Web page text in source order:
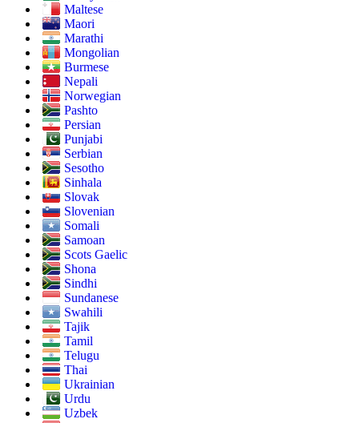
Maltese
Maori
Marathi
Mongolian
Burmese
Nepali
Norwegian
Pashto
Persian
Punjabi
Serbian
Sesotho
Sinhala
Slovak
Slovenian
Somali
Samoan
Scots Gaelic
Shona
Sindhi
Sundanese
Swahili
Tajik
Tamil
Telugu
Thai
Ukrainian
Urdu
Uzbek